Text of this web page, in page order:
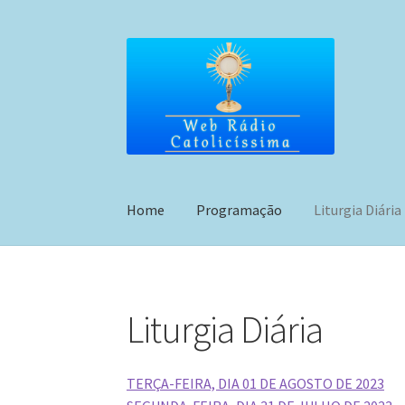
conteúdo
Home Programação Liturgia Diária
Liturgia Diária
TERÇA-FEIRA, DIA 01 DE AGOSTO DE 2023